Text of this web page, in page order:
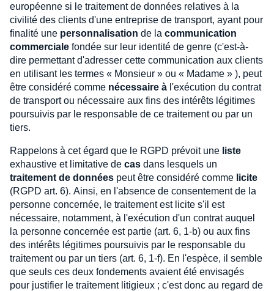
européenne si le traitement de données relatives à la
civilité des clients d'une entreprise de transport, ayant pour
finalité une personnalisation de la communication
commerciale fondée sur leur identité de genre (c'est-à-
dire permettant d'adresser cette communication aux clients
en utilisant les termes « Monsieur » ou « Madame » ), peut
être considéré comme nécessaire à l'exécution du contrat
de transport ou nécessaire aux fins des intérêts légitimes
poursuivis par le responsable de ce traitement ou par un
tiers.
Rappelons à cet égard que le RGPD prévoit une liste
exhaustive et limitative de cas dans lesquels un
traitement de données peut être considéré comme licite
(RGPD art. 6). Ainsi, en l'absence de consentement de la
personne concernée, le traitement est licite s'il est
nécessaire, notamment, à l'exécution d'un contrat auquel
la personne concernée est partie (art. 6, 1-b) ou aux fins
des intérêts légitimes poursuivis par le responsable du
traitement ou par un tiers (art. 6, 1-f). En l'espèce, il semble
que seuls ces deux fondements avaient été envisagés
pour justifier le traitement litigieux ; c'est donc au regard de